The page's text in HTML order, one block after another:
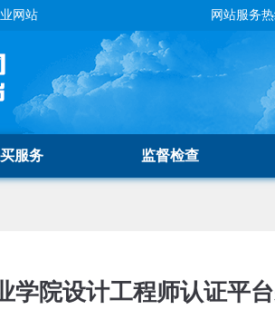
网站 网站服务
服务 监督检查
学院设计工程师认证平